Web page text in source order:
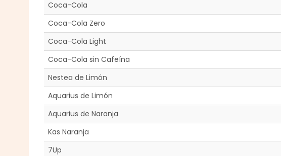
Coca-Cola
Coca-Cola Zero
Coca-Cola Light
Coca-Cola sin Cafeína
Nestea de Limón
Aquarius de Limón
Aquarius de Naranja
Kas Naranja
7Up